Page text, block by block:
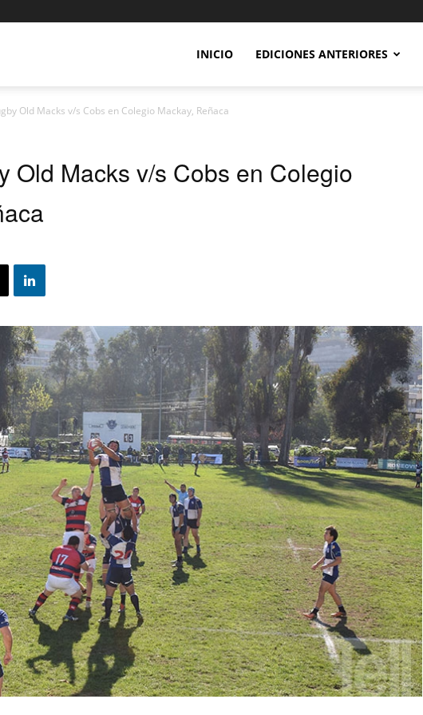
INICIO EDICIONES ANTERIORES
Old Macks v/s Cobs en Colegio Mackay, Reñaca
Old Macks v/s Cobs en Colegio